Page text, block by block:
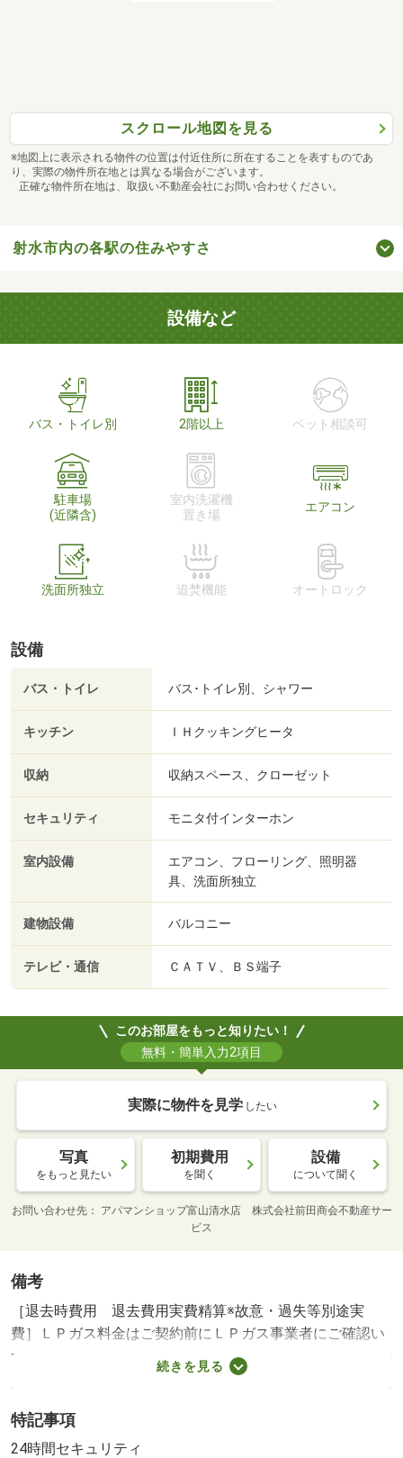
スクロール地図を見る
※地図上に表示される物件の位置は付近住所に所在することを表すものであ
り、実際の物件所在地とは異なる場合がございます。
正確な物件所在地は、取扱い不動産会社にお問い合わせください。
射水市内の各駅の住みやすさ
設備など
バス・トイレ別 2階以上 ペット相談可
駐車場
(近隣含)
室内洗濯機
置き場
エアコン
洗面所独立 追焚機能 オートロック
設備
バス・トイレ バス･トイレ別、シャワー
キッチン ＩＨクッキングヒータ
収納 収納スペース、クローゼット
セキュリティ モニタ付インターホン
室内設備
エアコン、フローリング、照明器
具、洗面所独立
建物設備 バルコニー
テレビ・通信 ＣＡＴＶ、ＢＳ端子
このお部屋をもっと知りたい！
無料・簡単入力2項目
実際に物件を見学 したい
写真
をもっと見たい
初期費用
を聞く
設備
について聞く
お問い合わせ先
アパマンショップ富山清水店 株式会社前田商会不動産サー
ビス
備考
［退去時費用 退去費用実費精算※故意・過失等別途実
費］ＬＰガス料金はご契約前にＬＰガス事業者にご確認い
ただけます。 ルームクリーニング料金にエアコンクリー
ニング費用を含みます。 保証会社利用必須 株式会社
料等総額の３．４％＋８００円／月（その他商品あり）
中太閤山小学校・３２６３ｍ ／加盟団体名：（公社）富
続きを見る
特記事項
24時間セキュリティ